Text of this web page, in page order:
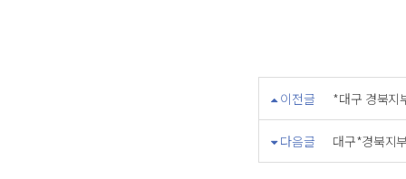
이전글 *대구 경북지
다음글 대구*경북지